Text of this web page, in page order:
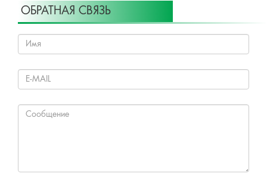
ОБРАТНАЯ СВЯЗЬ